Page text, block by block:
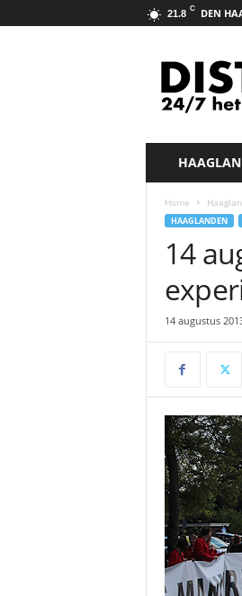
21.8 C DEN
Home
HAAGLANDEN
14
14 augustus